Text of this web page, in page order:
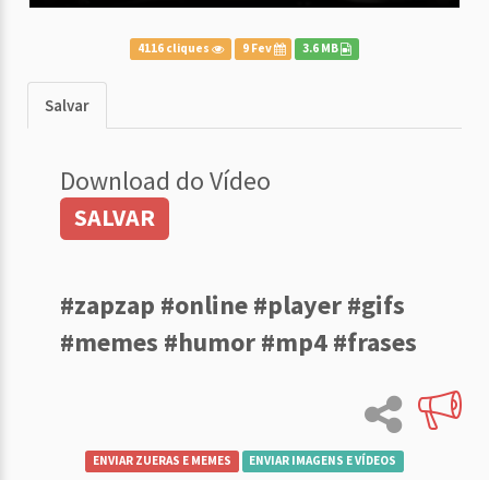
4116 cliques 9 Fev 3.6 MB
Salvar
Download do Vídeo
SALVAR
#zapzap #online #player #gifs
#memes #humor #mp4 #frases
ENVIAR ZUERAS E MEMES ENVIAR IMAGENS E VÍDEOS